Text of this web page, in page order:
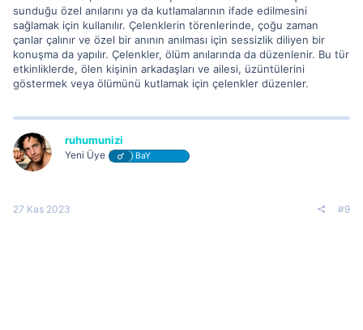
sunduğu özel anılarını ya da kutlamalarının ifade edilmesini
sağlamak için kullanılır. Çelenklerin törenlerinde, çoğu zaman
çanlar çalınır ve özel bir anının anılması için sessizlik diliyen bir
konuşma da yapılır. Çelenkler, ölüm anılarında da düzenlenir. Bu tür
etkinliklerde, ölen kişinin arkadaşları ve ailesi, üzüntülerini
göstermek veya ölümünü kutlamak için çelenkler düzenler.
ruhumunizi
Yeni Üye BaY
27 Kas 2023 #9